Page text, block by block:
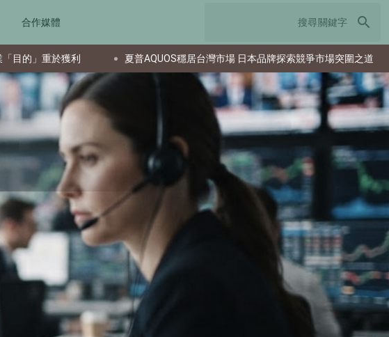
合作媒體 search
夏普AQUOS穩居台灣市場 日本品牌探索競爭市場突圍之道 南韓研發投入